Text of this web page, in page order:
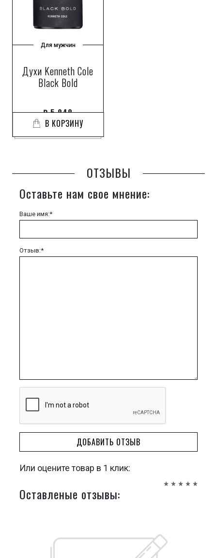
Для мужчин
Духи Kenneth Cole
Black Bold
₽5 848
В КОРЗИНУ
ОТЗЫВЫ
Оставьте нам свое мнение:
Ваше имя:*
Отзыв:*
ДОБАВИТЬ ОТЗЫВ
Или оцените товар в 1 клик:
Оставленые отзывы: